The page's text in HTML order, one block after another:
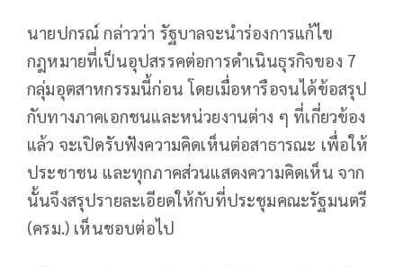
นายปกรณ์ กล่าวว่า รัฐบาลจะนำร่องการแก้ไข
กฎหมายที่เป็นอุปสรรคต่อการดำเนินธุรกิจของ 7
กลุ่มอุตสาหกรรมนี้ก่อน โดยเมื่อหารือจนได้ข้อสรุป
กับทางภาคเอกชนและหน่วยงานต่าง ๆ ที่เกี่ยวข้อง
แล้ว จะเปิดรับฟังความคิดเห็นต่อสาธารณะ เพื่อให้
ประชาชน และทุกภาคส่วนแสดงความคิดเห็น จาก
นั้นจึงสรุปรายละเอียดให้กับที่ประชุมคณะรัฐมนตรี
(ครม.) เห็นชอบต่อไป